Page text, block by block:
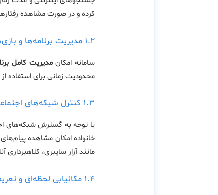
کرده و در صورت مشاهده
۱.۲ مدیریت برنامه‌ها و بازی‌ها
سامانه امکانمدیریت کامل
محدودیت زمانی برای استفاده
۱.۳ کنترل شبکه‌های اجتماعی و پیام‌رسان‌ها
با توجه به گسترش شبکه‌های
خانواده امکان مشاهده
مانند آزار سایبری، کلاهبرداری
۱.۴ مکانیابی لحظه‌ای و تعریف مناطق امن